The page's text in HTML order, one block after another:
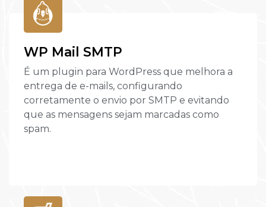
WP Mail SMTP
É um plugin para WordPress que melhora a
entrega de e-mails, configurando
corretamente o envio por SMTP e evitando
que as mensagens sejam marcadas como
spam.